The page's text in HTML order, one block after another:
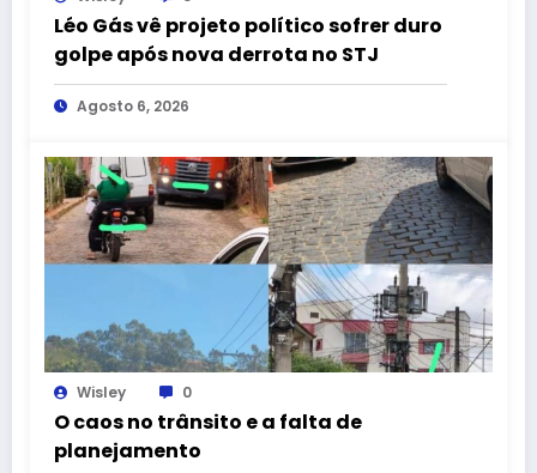
Léo Gás vê projeto político sofrer duro
golpe após nova derrota no STJ
Agosto 6, 2026
Wisley 0
O caos no trânsito e a falta de
planejamento